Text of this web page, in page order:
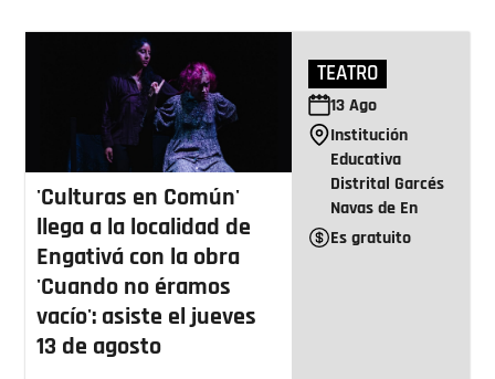
'Culturas en Común'
llega a la localidad de
Engativá con la obra
'Cuando no éramos
vacío': asiste el jueves
13 de agosto
TEATRO
13Ago
Institución
Educativa
Distrital Garcés
Navas de En
Es gratuito